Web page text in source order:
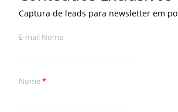
Captura de leads para newsletter em
E-mail Nome
Nome*